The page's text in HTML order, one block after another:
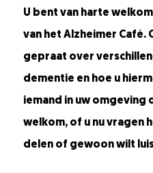
U bent van harte
van het Alzheimer
gepraat over
dementie en hoe u
iemand in uw omgeving
welkom, of u nu vragen
delen of gewoon wilt